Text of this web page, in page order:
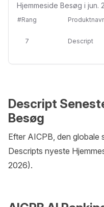
Hjemmeside Besøg i jun.
#Rang
7 Descript
Descript
Besøg
Efter AICPB, den globale
Descripts nyeste
2026).